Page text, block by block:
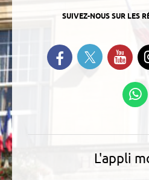
SUIVEZ-NOUS SUR LES
Retrouvez-nous
Suivez-
L'appli